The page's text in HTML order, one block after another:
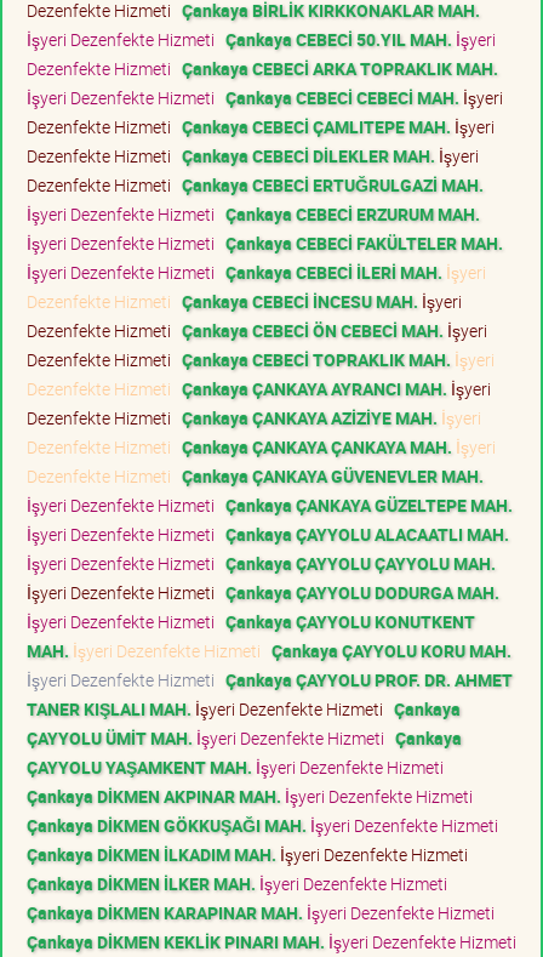
Dezenfekte Hizmeti Çankaya BİRLİK KIRKKONAKLAR MAH.
İşyeri Dezenfekte Hizmeti Çankaya CEBECİ 50.YIL MAH. İşyeri
Dezenfekte Hizmeti Çankaya CEBECİ ARKA TOPRAKLIK MAH.
İşyeri Dezenfekte Hizmeti Çankaya CEBECİ CEBECİ MAH. İşyeri
Dezenfekte Hizmeti Çankaya CEBECİ ÇAMLITEPE MAH. İşyeri
Dezenfekte Hizmeti Çankaya CEBECİ DİLEKLER MAH. İşyeri
Dezenfekte Hizmeti Çankaya CEBECİ ERTUĞRULGAZİ MAH.
İşyeri Dezenfekte Hizmeti Çankaya CEBECİ ERZURUM MAH.
İşyeri Dezenfekte Hizmeti Çankaya CEBECİ FAKÜLTELER MAH.
İşyeri Dezenfekte Hizmeti Çankaya CEBECİ İLERİ MAH. İşyeri
Dezenfekte Hizmeti Çankaya CEBECİ İNCESU MAH. İşyeri
Dezenfekte Hizmeti Çankaya CEBECİ ÖN CEBECİ MAH. İşyeri
Dezenfekte Hizmeti Çankaya CEBECİ TOPRAKLIK MAH. İşyeri
Dezenfekte Hizmeti Çankaya ÇANKAYA AYRANCI MAH. İşyeri
Dezenfekte Hizmeti Çankaya ÇANKAYA AZİZİYE MAH. İşyeri
Dezenfekte Hizmeti Çankaya ÇANKAYA ÇANKAYA MAH. İşyeri
Dezenfekte Hizmeti Çankaya ÇANKAYA GÜVENEVLER MAH.
İşyeri Dezenfekte Hizmeti Çankaya ÇANKAYA GÜZELTEPE MAH.
İşyeri Dezenfekte Hizmeti Çankaya ÇAYYOLU ALACAATLI MAH.
İşyeri Dezenfekte Hizmeti Çankaya ÇAYYOLU ÇAYYOLU MAH.
İşyeri Dezenfekte Hizmeti Çankaya ÇAYYOLU DODURGA MAH.
İşyeri Dezenfekte Hizmeti Çankaya ÇAYYOLU KONUTKENT
MAH. İşyeri Dezenfekte Hizmeti Çankaya ÇAYYOLU KORU MAH.
İşyeri Dezenfekte Hizmeti Çankaya ÇAYYOLU PROF. DR. AHMET
TANER KIŞLALI MAH. İşyeri Dezenfekte Hizmeti Çankaya
ÇAYYOLU ÜMİT MAH. İşyeri Dezenfekte Hizmeti Çankaya
ÇAYYOLU YAŞAMKENT MAH. İşyeri Dezenfekte Hizmeti
Çankaya DİKMEN AKPINAR MAH. İşyeri Dezenfekte Hizmeti
Çankaya DİKMEN GÖKKUŞAĞI MAH. İşyeri Dezenfekte Hizmeti
Çankaya DİKMEN İLKADIM MAH. İşyeri Dezenfekte Hizmeti
Çankaya DİKMEN İLKER MAH. İşyeri Dezenfekte Hizmeti
Çankaya DİKMEN KARAPINAR MAH. İşyeri Dezenfekte Hizmeti
Çankaya DİKMEN KEKLİK PINARI MAH. İşyeri Dezenfekte Hizmeti